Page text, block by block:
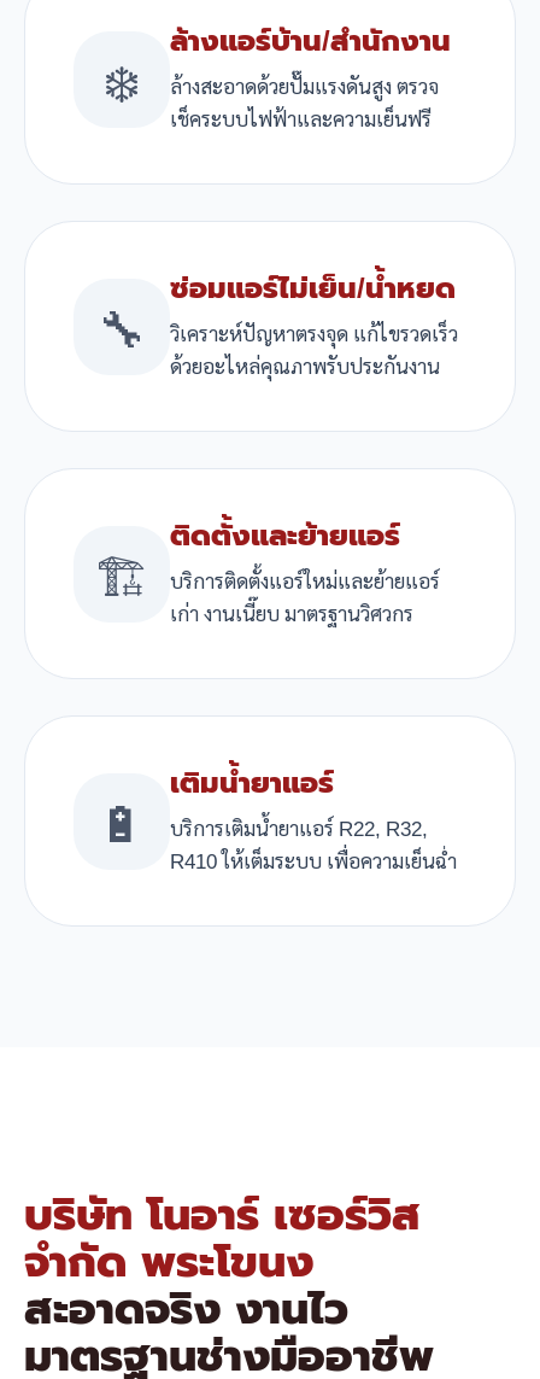
❄️
ล้างแอร์บ้าน/สำนักงาน
ล้างสะอาดด้วยปั๊มแรงดันสูง ตรวจ
เช็คระบบไฟฟ้าและความเย็นฟรี
🔧
ซ่อมแอร์ไม่เย็น/น้ำหยด
วิเคราะห์ปัญหาตรงจุด แก้ไขรวดเร็ว
ด้วยอะไหล่คุณภาพรับประกันงาน
🏗️
ติดตั้งและย้ายแอร์
บริการติดตั้งแอร์ใหม่และย้ายแอร์
เก่า งานเนี๊ยบ มาตรฐานวิศวกร
🔋
เติมน้ำยาแอร์
บริการเติมน้ำยาแอร์ R22, R32,
R410 ให้เต็มระบบ เพื่อความเย็นฉ่ำ
บริษัท โนอาร์ เซอร์วิส
จำกัด พระโขนง
สะอาดจริง งานไว
มาตรฐานช่างมืออาชีพ